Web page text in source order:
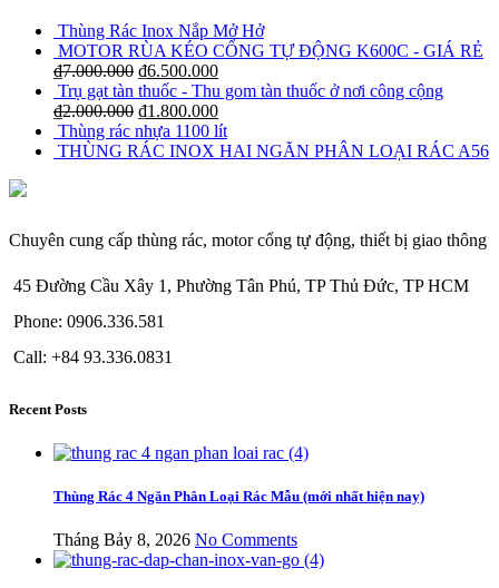
Thùng Rác Inox Nắp Mở Hở
MOTOR RÙA KÉO CỔNG TỰ ĐỘNG K600C - GIÁ RẺ
₫7.000.000 ₫6.500.000
Trụ gạt tàn thuốc - Thu gom tàn thuốc ở nơi công cộng
₫2.000.000 ₫1.800.000
Thùng rác nhựa 1100 lít
THÙNG RÁC INOX HAI NGĂN PHÂN LOẠI RÁC A56
Chuyên cung cấp thùng rác, motor cổng tự động, thiết bị giao thông
45 Đường Cầu Xây 1, Phường Tân Phú, TP Thủ Đức, TP HCM
Phone: 0906.336.581
Call: +84 93.336.0831
Recent Posts
Thùng Rác 4 Ngăn Phân Loại Rác Mẫu (mới nhất hiện nay)
Tháng Bảy 8, 2026 No Comments